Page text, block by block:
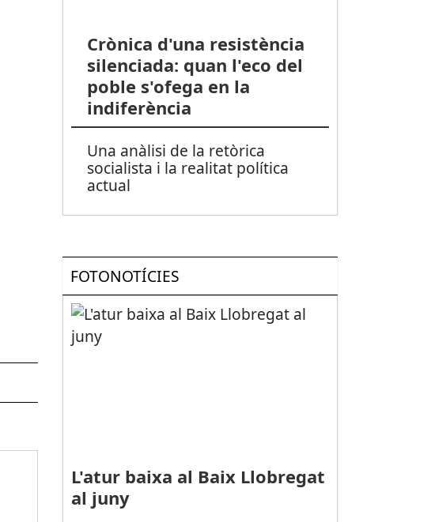
Crònica d'una resistència
silenciada: quan l'eco del
poble s'ofega en la
indiferència
Una anàlisi de la retòrica
socialista i la realitat política
actual
FOTONOTÍCIES
L'atur baixa al Baix Llobregat
al juny